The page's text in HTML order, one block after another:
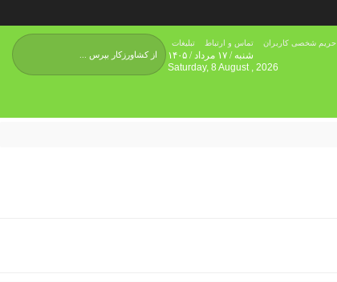
تبلیغات تماس و ارتباط حریم شخصی کاربران
شنبه / ۱۷ مرداد / ۱۴۰۵
Saturday, 8 August , 2026